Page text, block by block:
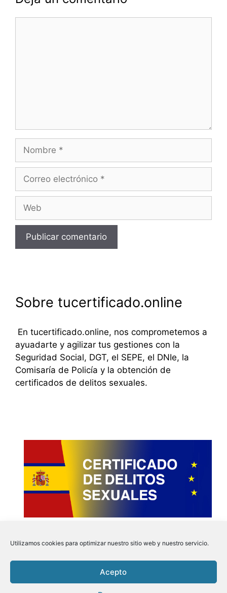
Utilizamos cookies para optimizar nuestro sitio web y nuestro servicio.
Acepto
Nombre
Correo
Web
Sobre tucertificado.online
En tucertificado.online, nos comprometemos a
ayuadarte y agilizar tus gestiones con la
Seguridad Social, DGT, el SEPE, el DNIe, la
Comisaría de Policía y la obtención de
certificados de delitos sexuales.
Instagram